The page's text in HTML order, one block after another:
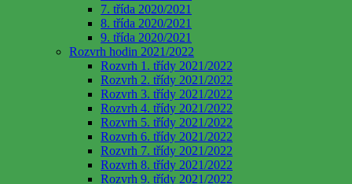
7. třída 2020/2021
8. třída 2020/2021
9. třída 2020/2021
Rozvrh hodin 2021/2022
Rozvrh 1. třídy 2021/2022
Rozvrh 2. třídy 2021/2022
Rozvrh 3. třídy 2021/2022
Rozvrh 4. třídy 2021/2022
Rozvrh 5. třídy 2021/2022
Rozvrh 6. třídy 2021/2022
Rozvrh 7. třídy 2021/2022
Rozvrh 8. třídy 2021/2022
Rozvrh 9. třídy 2021/2022